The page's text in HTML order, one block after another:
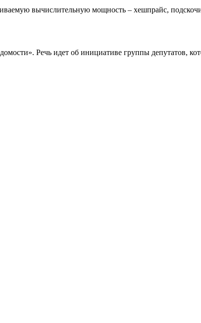
вычислительную мощность – хешпрайс,
Речь идет об инициативе группы депутатов,